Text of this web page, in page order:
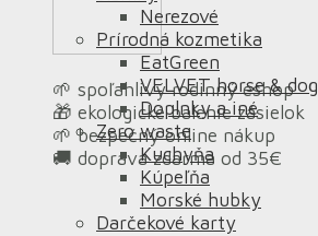
🌱 spoľahlivý rodinný eshop
🎁 ekologické balenie zásielok
🌱 bezpečný online nákup
🚚 doprava zdarma od 35€
Nerezové
Prírodná kozmetika
EatGreen
VELVET horse & dog
Doplnky a iné
Zero waste
Kuchyňa
Kúpeľňa
Morské hubky
Darčekové karty